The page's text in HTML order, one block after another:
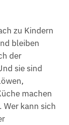
zu Kindern
bleiben
der
sie sind
machen
Wer kann sich